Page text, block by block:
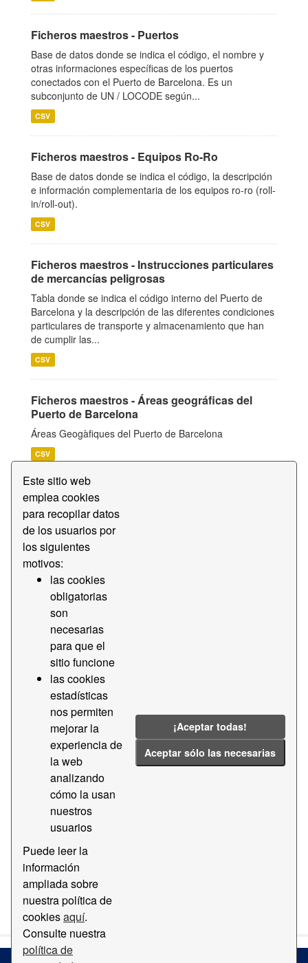
Este sitio web
emplea cookies
para recopilar datos
de los usuarios por
los siguientes
motivos:
las cookies
obligatorias
son
necesarias
para que el
sitio funcione
las cookies
estadísticas
nos permiten
mejorar la
experiencia de
la web
analizando
cómo la usan
nuestros
usuarios
Puede leer la
información
ampliada sobre
nuestra política de
cookiesaquí.
Consulte nuestra
política de
¡Aceptar todas!
Aceptar sólo las necesarias
Ficheros maestros - Puertos
Base de datos donde se indica el código, el nombre y
otras informaciones específicas de los puertos
conectados con el Puerto de Barcelona. Es un
subconjunto de UN / LOCODE según...
CSV
Ficheros maestros - Equipos Ro-Ro
Base de datos donde se indica el código, la descripción
e información complementaria de los equipos ro-ro (roll-
in/roll-out).
CSV
Ficheros maestros - Instrucciones particulares
de mercancías peligrosas
Tabla donde se indica el código interno del Puerto de
Barcelona y la descripción de las diferentes condiciones
particulares de transporte y almacenamiento que han
de cumplir las...
CSV
Ficheros maestros - Áreas geográficas del
Puerto de Barcelona
Áreas Geogàfiques del Puerto de Barcelona
CSV
Ficheros maestros - Marcas de vehículos
Tabla donde se indica el código, fijado por el Grupo de
Harmonizació de Procesos y el nombre de diferentes
empresas que fabrican vehículos.
CSV
Ficheros maestros - Locodes
poblaciones del mundo. Cumple la normativa UN/ECE
Rec. nro.16.
Ficheros maestros - Mercancías peligrosas
Base de datos donde se indica el código, la descripción
y otras informaciones específicas de todas aquellas
mercancías catalogadas como peligrosas.
CSV
Docs).